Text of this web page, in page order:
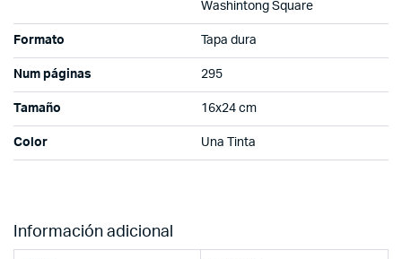
Washintong Square
Formato Tapa dura
Num páginas 295
Tamaño 16x24 cm
Color Una Tinta
Información adicional